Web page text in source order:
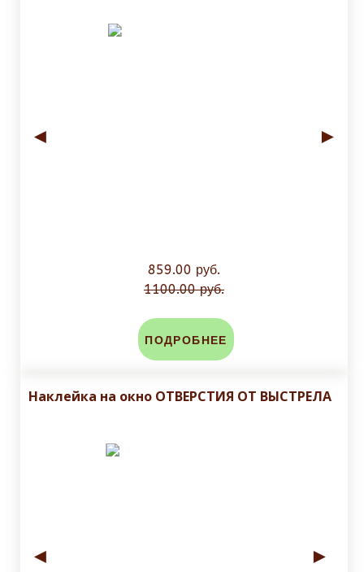
◄ ►
859.00 руб.
1100.00 руб.
ПОДРОБНЕЕ
Наклейка на окно ОТВЕРСТИЯ ОТ ВЫСТРЕЛА
◄ ►